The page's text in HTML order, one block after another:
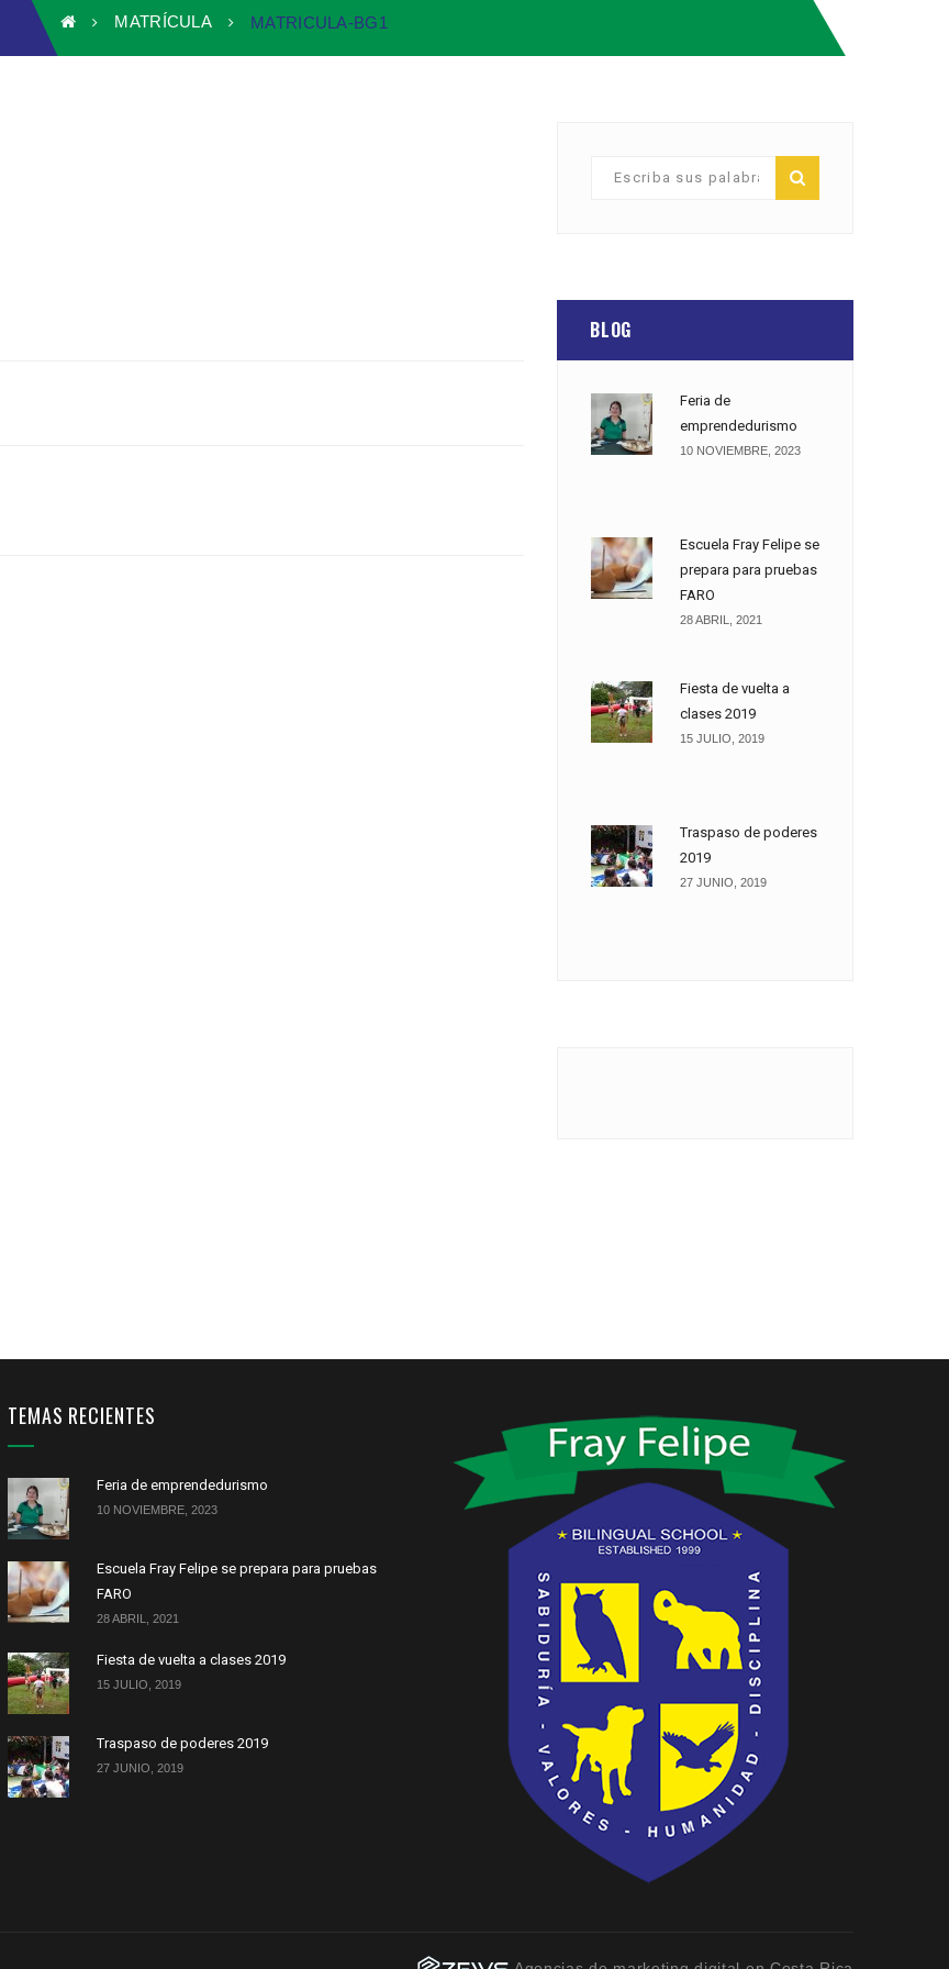
MATRÍCULA MATRICULA-BG1
BLOG
Feria de
emprendedurismo
10 NOVIEMBRE, 2023
Escuela Fray Felipe se
prepara para pruebas
FARO
28 ABRIL, 2021
Fiesta de vuelta a
clases 2019
15 JULIO, 2019
Traspaso de poderes
2019
27 JUNIO, 2019
TEMAS RECIENTES
Feria de emprendedurismo
10 NOVIEMBRE, 2023
Escuela Fray Felipe se prepara para pruebas
FARO
28 ABRIL, 2021
Fiesta de vuelta a clases 2019
15 JULIO, 2019
Traspaso de poderes 2019
27 JUNIO, 2019